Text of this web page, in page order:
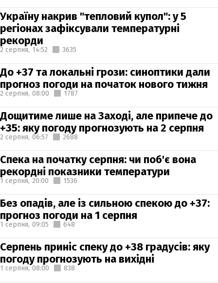
Україну накрив "тепловий купол": у 5
регіонах зафіксували температурні
рекорди
2 серпня, 14:52 3635
До +37 та локальні грози: синоптики дали
прогноз погоди на початок нового тижня
2 серпня, 08:00 1787
Дощитиме лише на Заході, але припече до
+35: яку погоду прогнозують на 2 серпня
2 серпня, 06:57 2688
Спека на початку серпня: чи поб'є вона
рекордні показники температури
1 серпня, 20:00 1536
Без опадів, але із сильною спекою до +37:
прогноз погоди на 1 серпня
1 серпня, 09:05 648
Серпень приніс спеку до +38 градусів: яку
погоду прогнозують на вихідні
1 серпня, 08:00 838